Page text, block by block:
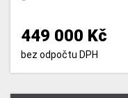
449 000 Kč
bez odpočtu DPH